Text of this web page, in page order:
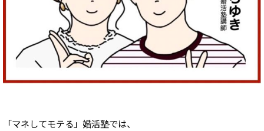
「マネしてモテる」婚活塾では、